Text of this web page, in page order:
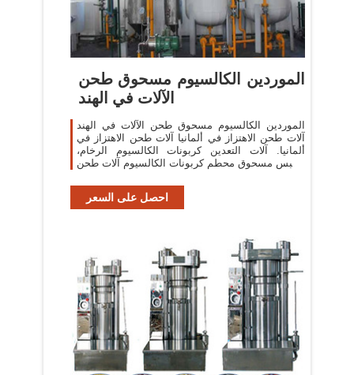
الموردين الكالسيوم مسحوق طحن
الآلات في الهند
الموردين الكالسيوم مسحوق طحن الآلات في الهند
آلات طحن الاهتزاز في ألمانيا آلات طحن الاهتزاز في
ألمانيا. آلات التعدين كربونات الكالسيوم الرخام،
الجبس مسحوق محطم كربونات الكالسيوم آلات طحن
احصل على السعر